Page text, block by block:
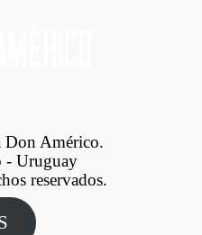
Don Américo.
- Uruguay
reservados.